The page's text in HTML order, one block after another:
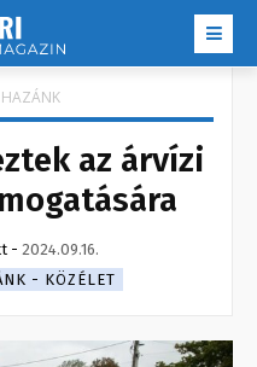
HAZÁNK
az árvízi
- 2024.09.16.
- KÖZÉLET